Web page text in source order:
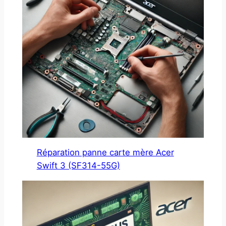
Réparation panne carte mère Acer
Swift 3 (SF314-55G)